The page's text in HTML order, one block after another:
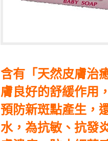
含有「天然皮膚治
膚良好的舒緩作用
預防新斑點產生，
水，為抗敏、抗發